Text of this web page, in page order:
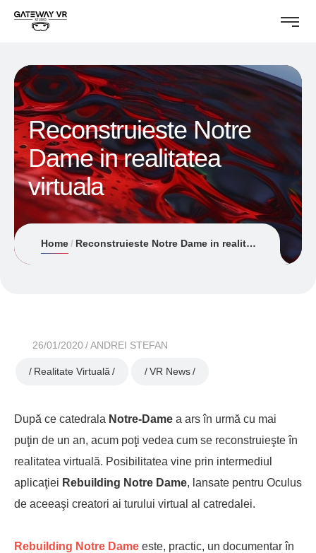
Reconstruieste Notre
Dame in realitatea
virtuala
Home Reconstruieste Notre Dame in realitatea virtuala
26/01/2020 ANDREI STEFAN
Realitate Virtuală VR News
După ce catedrala Notre-Dame a ars în urmă cu mai
puţin de un an, acum poţi vedea cum se reconstruieşte în
realitatea virtuală. Posibilitatea vine prin intermediul
aplicaţiei Rebuilding Notre Dame, lansate pentru Oculus
de aceeaşi creatori ai turului virtual al catredalei.
Rebuilding Notre Dame este, practic, un documentar în